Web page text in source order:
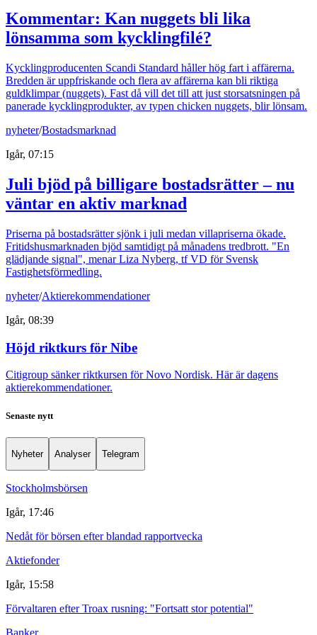
Kommentar: Kan nuggets bli lika
lönsamma som kycklingfilé?
Kycklingproducenten Scandi Standard håller hög fart i affärerna.
Bredden är uppfriskande och flera av affärerna kan bli riktiga
guldklimpar (nuggets). Fast då vill det till att just storsatsningen på
panerade kycklingprodukter, av typen chicken nuggets, blir lönsam.
nyheter/Bostadsmarknad
Igår, 07:15
Juli bjöd på billigare bostadsrätter – nu
väntar en aktiv marknad
Priserna på bostadsrätter sjönk i juli medan villapriserna ökade.
Fritidshusmarknaden bjöd samtidigt på månadens tredbrott. "En
glädjande signal", menar Liza Nyberg, tf VD för Svensk
Fastighetsförmedling.
nyheter/Aktierekommendationer
Igår, 08:39
Höjd riktkurs för Nibe
Citigroup sänker riktkursen för Novo Nordisk. Här är dagens
aktierekommendationer.
Senaste nytt
Nyheter Analyser Telegram
Stockholmsbörsen
Igår, 17:46
Nedåt för börsen efter blandad rapportvecka
Aktiefonder
Igår, 15:58
Förvaltaren efter Troax rusning: "Fortsatt stor potential"